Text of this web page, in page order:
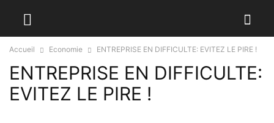
Accueil Economie ENTREPRISE EN DIFFICULTE: EVITEZ LE PIRE !
ENTREPRISE EN DIFFICULTE:
EVITEZ LE PIRE !